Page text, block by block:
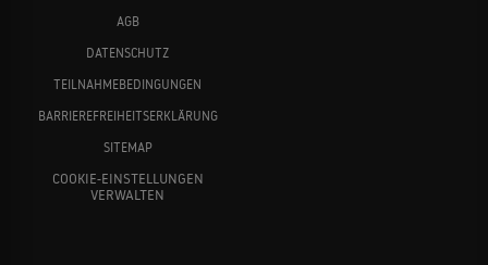
AGB
DATENSCHUTZ
TEILNAHMEBEDINGUNGEN
BARRIEREFREIHEITSERKLÄRUNG
SITEMAP
COOKIE-EINSTELLUNGEN
VERWALTEN